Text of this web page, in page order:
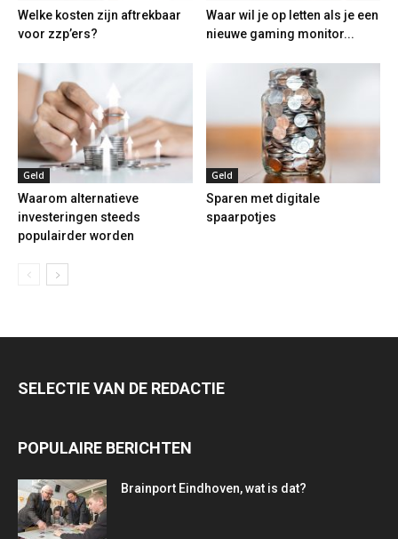
Welke kosten zijn aftrekbaar
voor zzp’ers?
Waar wil je op letten als je een
nieuwe gaming monitor...
Geld
Waarom alternatieve
investeringen steeds
populairder worden
Geld
Sparen met digitale
spaarpotjes
SELECTIE VAN DE REDACTIE
POPULAIRE BERICHTEN
Brainport Eindhoven, wat is dat?